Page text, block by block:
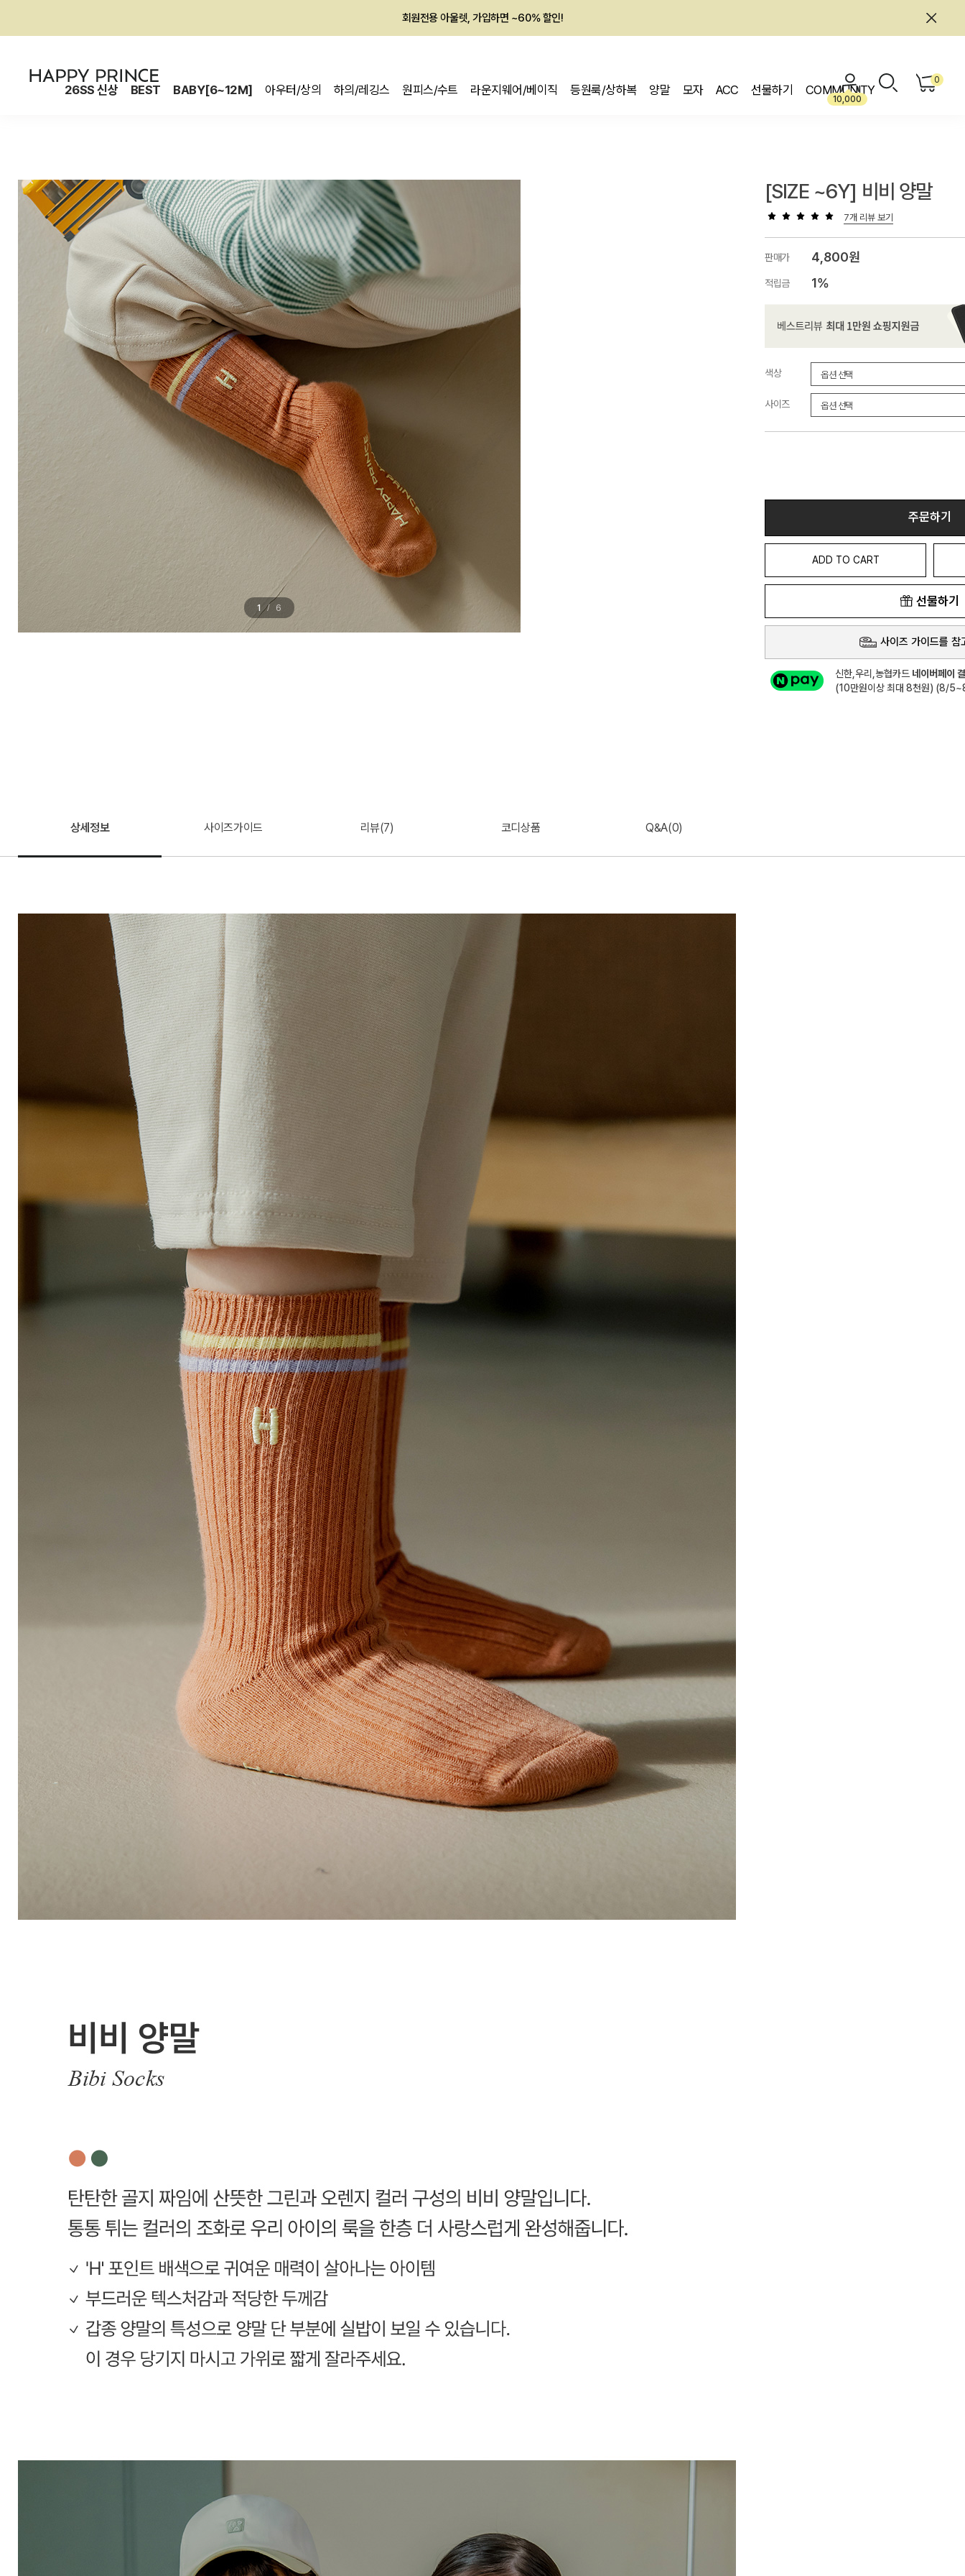
회원전용 아울렛, 가입하면 ~60% 할인!
26SS 신상 BEST BABY[6~12M] 아우터/상의 하의/레깅스 원피스/수트 라운지웨어/베이직 등원룩/상하복 양말 모자 ACC 선물하기 COMMUNITY
10,000
0
1 / 6
[SIZE ~6Y] 비비 양말
7개 리뷰 보기
판매가 4,800원
적립금 1%
색상
사이즈
주문하기
ADD TO CART
선물하기
사이즈 가이드를 참
신한,우리,농협카드 네이버페이
(10만원이상 최대 8천원) (8/
상세정보 사이즈가이드 리뷰(7) 코디상품 Q&A(0)